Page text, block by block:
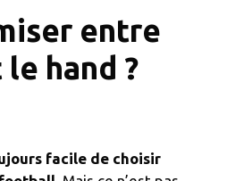
entre
hand ?
facile de choisir